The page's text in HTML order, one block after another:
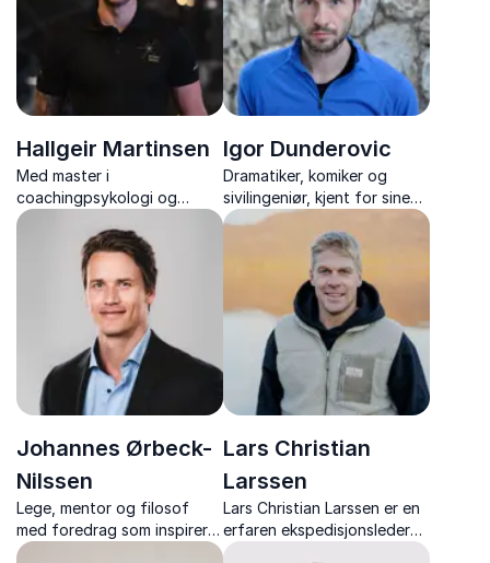
Hallgeir Martinsen
Med master i
coachingpsykologi og
erfaring fra toppidrett
formidler han prestasjon og
mental styrke på en energisk
og praktisk måte.
Igor Dunderovic
Dramatiker, komiker og
sivilingeniør, kjent for sine
harselerende betraktninger
av Norge og norsk flerkultur.
Johannes Ørbeck-
Nilssen
Lege, mentor og filosof
med foredrag som inspirerer
til å styrke kropp, hjerne og
Lars Christian
Larssen
Lars Christian Larssen er en
erfaren ekspedisjonsleder
og organisasjonsutvikler